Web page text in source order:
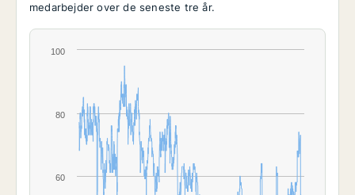
medarbejder over de seneste tre år.
60
80
100